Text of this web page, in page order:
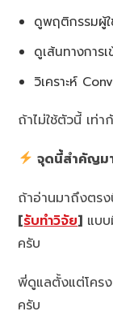
ดูพฤติกรรมผู้
ดูเส้นทางการเ
วิเคราะห์
ถ้าไม่ใช้ตัวนี้ เท่
จุดนี้สำคัญม
ถ้าอ่านมาถึงตร
[รับทำวิจัย] แบ
ครับ
พี่ดูแลตั้งแต่โคร
ครับ